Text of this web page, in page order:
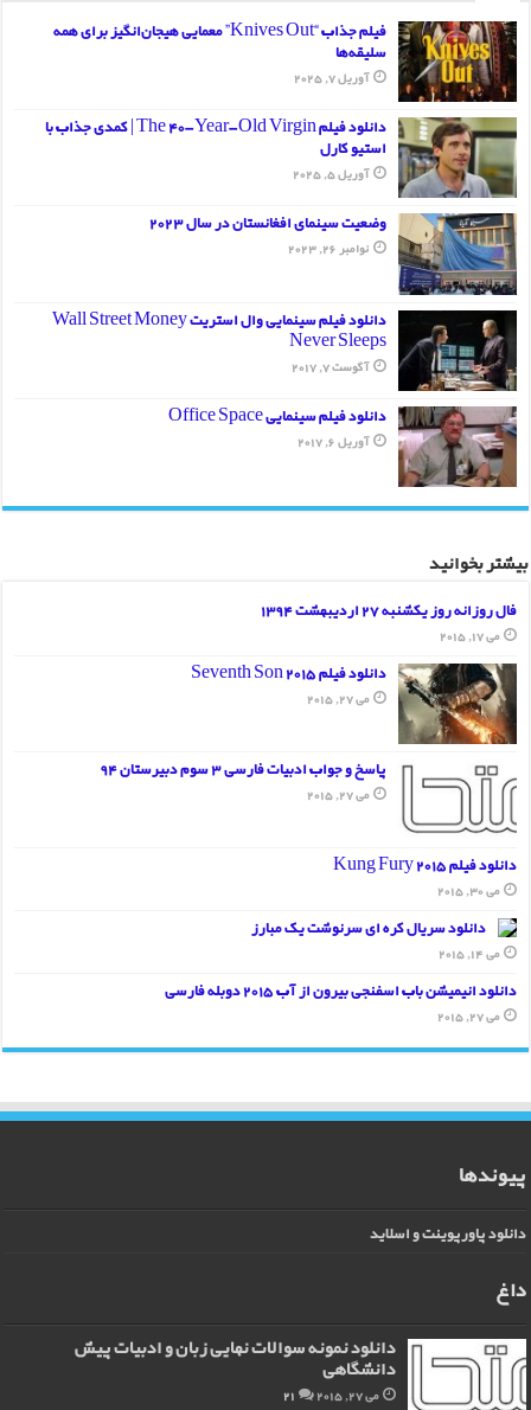
فیلم جذاب “Knives Out” معمایی هیجان‌انگیز برای همه
سلیقه‌ها
آوریل 7, 2025
دانلود فیلم The 40-Year-Old Virgin | کمدی جذاب با
استیو کارل
آوریل 5, 2025
وضعیت سینمای افغانستان در سال 2023
نوامبر 26, 2023
دانلود فیلم سینمایی وال استریت Wall Street Money
Never Sleeps
آگوست 7, 2017
دانلود فیلم سینمایی Office Space
آوریل 6, 2017
بیشتر بخوانید
فال روزانه روز یکشنبه 27 اردیبهشت 1394
می 17, 2015
دانلود فیلم Seventh Son 2015
می 27, 2015
پاسخ و جواب ادبیات فارسی 3 سوم دبیرستان 94
می 27, 2015
دانلود فیلم Kung Fury 2015
می 30, 2015
دانلود سریال کره ای سرنوشت یک مبارز
می 14, 2015
دانلود انیمیشن باب اسفنجی بیرون از آب 2015 دوبله فارسی
می 27, 2015
پیوندها
دانلود پاورپوینت و اسلاید
داغ
دانلود نمونه سوالات نهایی زبان و ادبیات پیش
دانشگاهی
می 27, 2015 21